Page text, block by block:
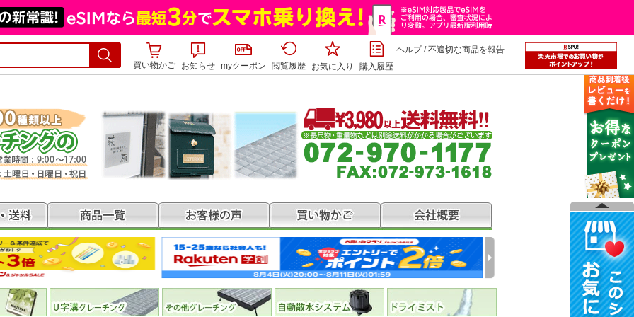
買い物かご お知らせ myクーポン 閲覧履歴 お気に入り 購入履歴
ヘルプ/不適切な商品を報告